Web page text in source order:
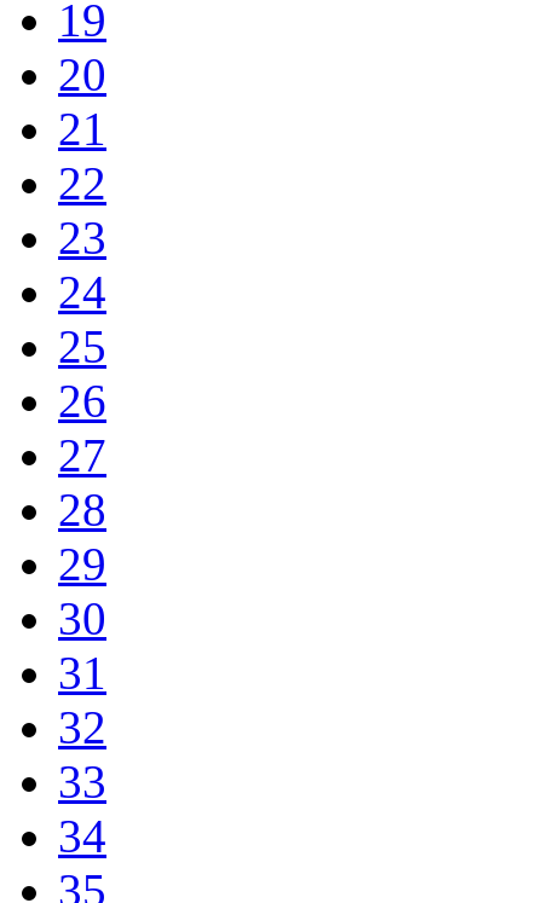
19
20
21
22
23
24
25
26
27
28
29
30
31
32
33
34
35